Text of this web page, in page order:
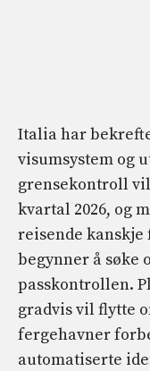
Italia har
visumsystem og
grensekontroll
kvartal 2026, og
reisende
begynner å søke
passkontrollen.
gradvis vil flytte
fergehavner
automatiserte